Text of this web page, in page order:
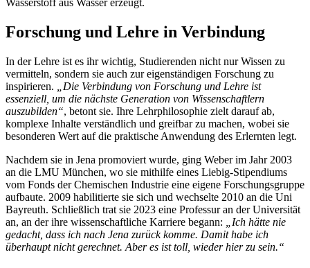
Forschung und Lehre in Verbindung
In der Lehre ist es ihr wichtig, Studierenden nicht nur Wissen zu
vermitteln, sondern sie auch zur eigenständigen Forschung zu
inspirieren.
„Die Verbindung von Forschung und Lehre ist
essenziell, um die nächste Generation von Wissenschaftlern
auszubilden“, betont sie. Ihre Lehrphilosophie zielt darauf ab,
komplexe Inhalte verständlich und greifbar zu machen, wobei sie
besonderen Wert auf die praktische Anwendung des Erlernten legt.
Nachdem sie in Jena promoviert wurde, ging Weber im Jahr 2003
an die LMU München, wo sie mithilfe eines Liebig-Stipendiums
vom Fonds der Chemischen Industrie eine eigene Forschungsgruppe
aufbaute. 2009 habilitierte sie sich und wechselte 2010 an die Uni
Bayreuth. Schließlich trat sie 2023 eine Professur an der Universität
an, an der ihre wissenschaftliche Karriere begann:
„Ich hätte nie
gedacht, dass ich nach Jena zurück komme. Damit habe ich
überhaupt nicht gerechnet. Aber es ist toll, wieder hier zu sein.“